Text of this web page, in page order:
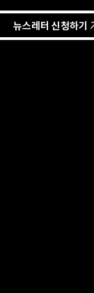
뉴스레터 신청하기